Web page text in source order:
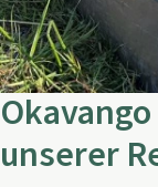
unserer